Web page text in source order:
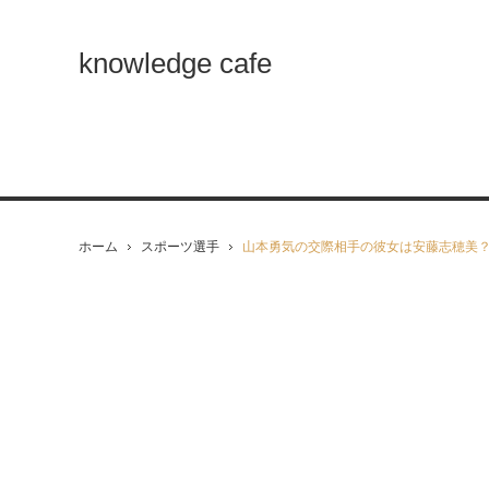
knowledge cafe
ホーム スポーツ選手 山本勇気の交際相手の彼女は安藤志穂美